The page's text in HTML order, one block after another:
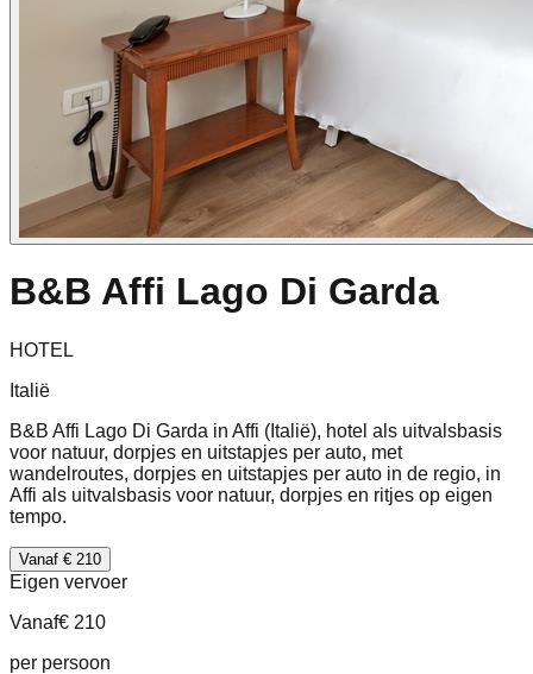
B&B Affi Lago Di Garda
HOTEL
Italië
B&B Affi Lago Di Garda in Affi (Italië), hotel als uitvalsbasis
voor natuur, dorpjes en uitstapjes per auto, met
wandelroutes, dorpjes en uitstapjes per auto in de regio, in
Affi als uitvalsbasis voor natuur, dorpjes en ritjes op eigen
tempo.
Vanaf € 210
Eigen vervoer
Vanaf€ 210
per persoon